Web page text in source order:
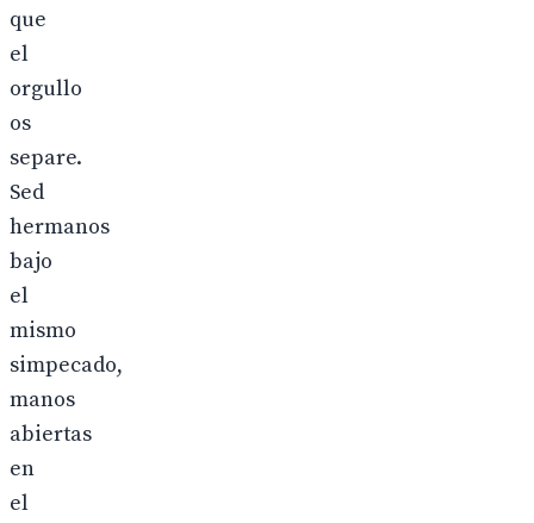
que
el
orgullo
os
separe.
Sed
hermanos
bajo
el
mismo
simpecado,
manos
abiertas
en
el